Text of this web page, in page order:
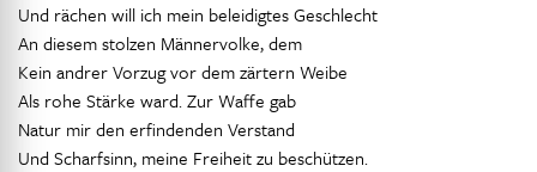
Und rächen will ich mein beleidigtes Geschlecht
An diesem stolzen Männervolke, dem
Kein andrer Vorzug vor dem zärtern Weibe
Als rohe Stärke ward. Zur Waffe gab
Natur mir den erfindenden Verstand
Und Scharfsinn, meine Freiheit zu beschützen.